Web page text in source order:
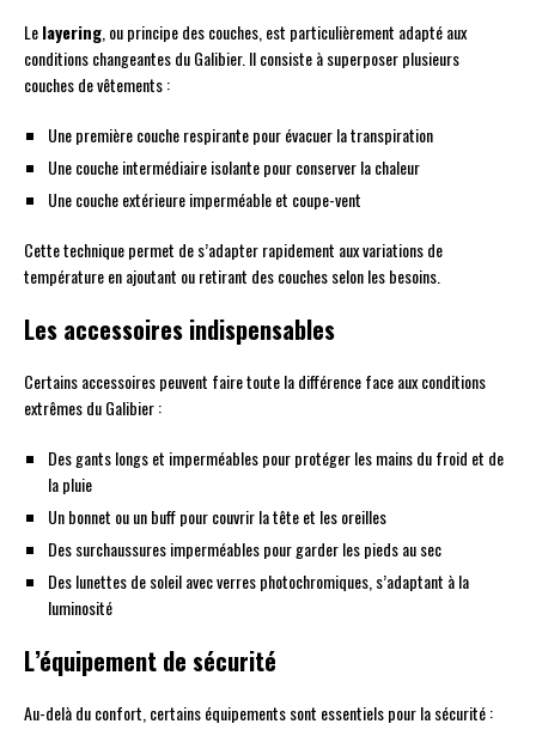
Lelayering, ou principe des couches, est particulièrement adapté aux
conditions changeantes du Galibier. Il consiste à superposer plusieurs
couches de vêtements :
Une première couche respirante pour évacuer la transpiration
Une couche intermédiaire isolante pour conserver la chaleur
Une couche extérieure imperméable et coupe-vent
Cette technique permet de s’adapter rapidement aux variations de
température en ajoutant ou retirant des couches selon les besoins.
Les accessoires indispensables
Certains accessoires peuvent faire toute la différence face aux conditions
extrêmes du Galibier :
Des gants longs et imperméables pour protéger les mains du froid et de
la pluie
Un bonnet ou un buff pour couvrir la tête et les oreilles
Des surchaussures imperméables pour garder les pieds au sec
Des lunettes de soleil avec verres photochromiques, s’adaptant à la
luminosité
L’équipement de sécurité
Au-delà du confort, certains équipements sont essentiels pour la sécurité :